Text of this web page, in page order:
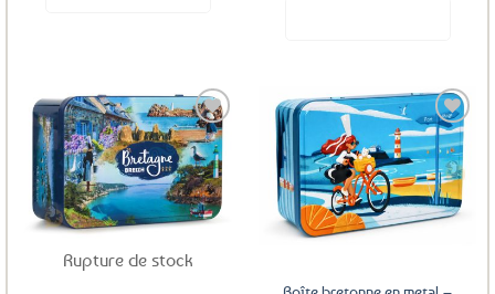
Ajouter
aux
favoris
Rupture de stock
Ajouter
aux
favoris